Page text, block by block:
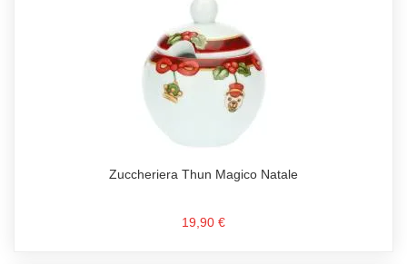
Zuccheriera Thun Magico Natale
19,90 €